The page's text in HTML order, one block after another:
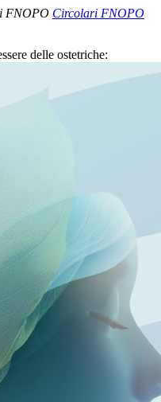
FNOPO Circolari FNOPO
delle ostetriche: